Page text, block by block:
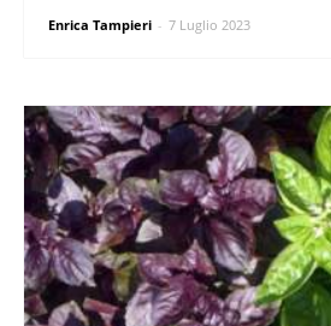
Enrica Tampieri - 7 Luglio 2023